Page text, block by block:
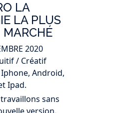
LA
LA PLUS
MARCHÉ
2020
/ Créatif
Android,
Ipad.
sans